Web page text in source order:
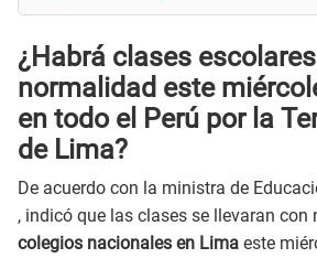
¿Habrá clases
normalidad este
en todo el Perú por la
de Lima?
De acuerdo con la ministra de
, indicó que las clases se llevaran
colegios nacionales en Lima este